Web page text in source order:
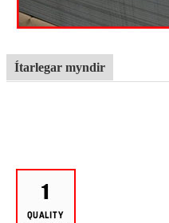
Ítarlegar myndir